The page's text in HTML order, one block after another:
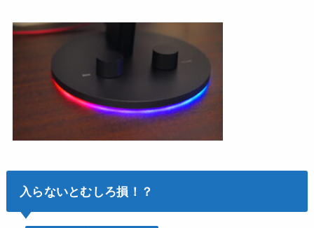
入らないとむしろ損！？